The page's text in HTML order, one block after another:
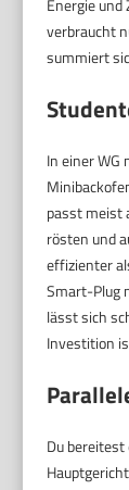
Energie
verbraucht
summiert
In einer WG
passt meist
rösten und
effizienter
Smart-Plug
lässt sich
Investition
Du